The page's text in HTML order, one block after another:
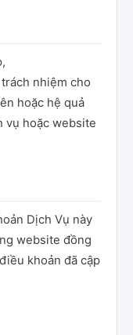
nhiệm cho
hoặc hệ quả
vụ hoặc website
Dịch Vụ này
website đồng
khoản đã cập